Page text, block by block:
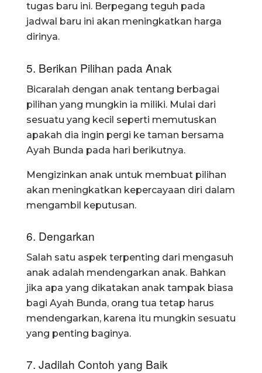
tugas baru ini. Berpegang teguh pada
jadwal baru ini akan meningkatkan harga
dirinya.
5. Berikan Pilihan pada Anak
Bicaralah dengan anak tentang berbagai
pilihan yang mungkin ia miliki. Mulai dari
sesuatu yang kecil seperti memutuskan
apakah dia ingin pergi ke taman bersama
Ayah Bunda pada hari berikutnya.
Mengizinkan anak untuk membuat pilihan
akan meningkatkan kepercayaan diri dalam
mengambil keputusan.
6. Dengarkan
Salah satu aspek terpenting dari mengasuh
anak adalah mendengarkan anak. Bahkan
jika apa yang dikatakan anak tampak biasa
bagi Ayah Bunda, orang tua tetap harus
mendengarkan, karena itu mungkin sesuatu
yang penting baginya.
7. Jadilah Contoh yang Baik